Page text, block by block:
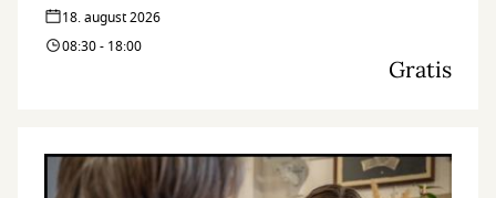
18. august 2026
08:30 - 18:00
Gratis